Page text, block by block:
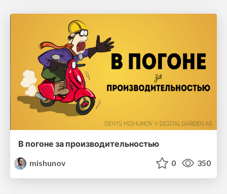
В погоне за производительностью
mishunov
0 350